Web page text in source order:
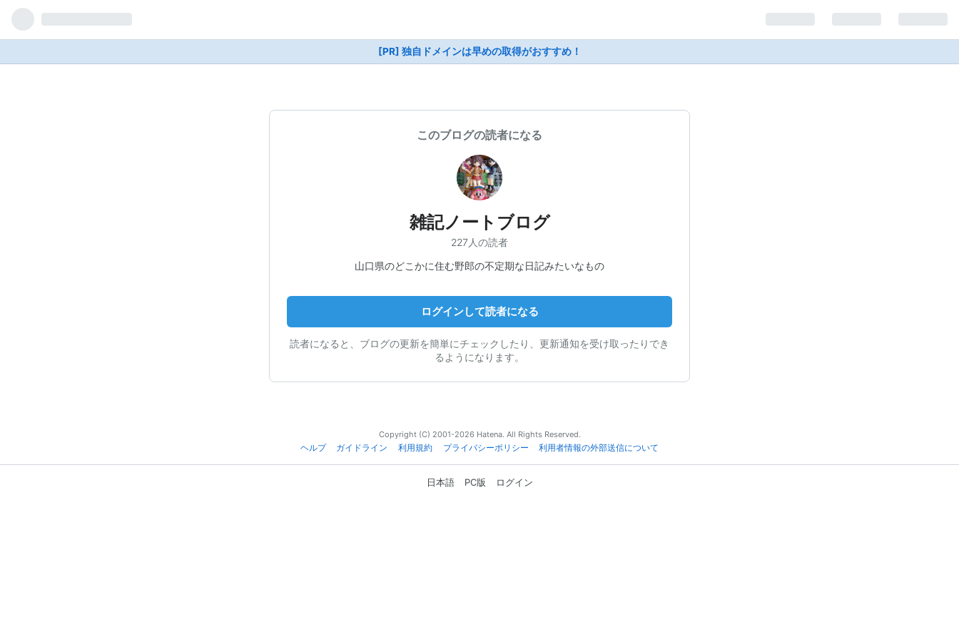
[PR] 独自ドメインは早めの取得がおすすめ！
このブログの読者になる
雑記ノートブログ
227人の読者
山口県のどこかに住む野郎の不定期な日記みたいなもの
ログインして読者になる
読者になると、ブログの更新を簡単にチェックしたり、更新通知を受け取ったりでき
るようになります。
Copyright (C) 2001-2026 Hatena. All Rights Reserved.
ヘルプ
ガイドライン 利用規約 プライバシーポリシー 利用者情報の外部送信について
日本語 PC版 ログイン